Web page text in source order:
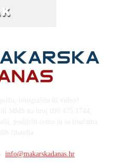
info@makarskadanas.hr